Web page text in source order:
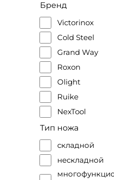
Бренд
Victorinox
Cold Steel
Grand Way
Roxon
Olight
Ruike
NexTool
Gerber
Spyderco
Тип ножа
складной
нескладной